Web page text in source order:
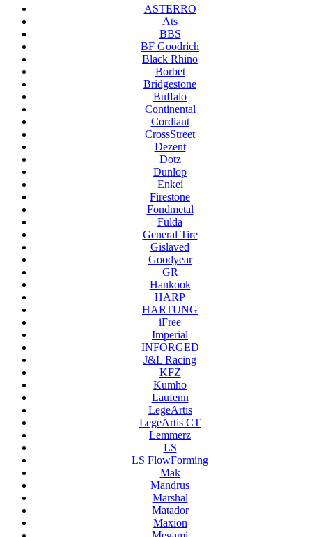
ASTERRO
Ats
BBS
BF Goodrich
Black Rhino
Borbet
Bridgestone
Buffalo
Continental
Cordiant
CrossStreet
Dezent
Dotz
Dunlop
Enkei
Firestone
Fondmetal
Fulda
General Tire
Gislaved
Goodyear
GR
Hankook
HARP
HARTUNG
iFree
Imperial
INFORGED
J&L Racing
KFZ
Kumho
Laufenn
LegeArtis
LegeArtis CT
Lemmerz
LS
LS FlowForming
Mak
Mandrus
Marshal
Matador
Maxion